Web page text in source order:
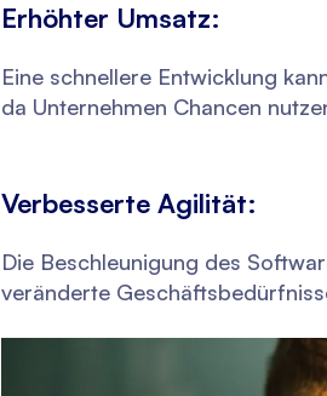
Erhöhter Umsatz:
Eine schnellere Entwicklung
da Unternehmen Chancen
Verbesserte Agilität:
Die Beschleunigung des
veränderte